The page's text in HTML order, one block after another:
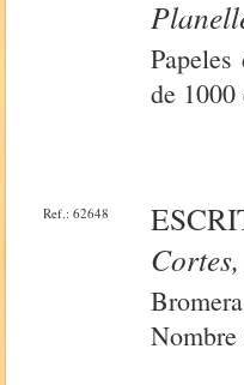
de
Ref.: 62648